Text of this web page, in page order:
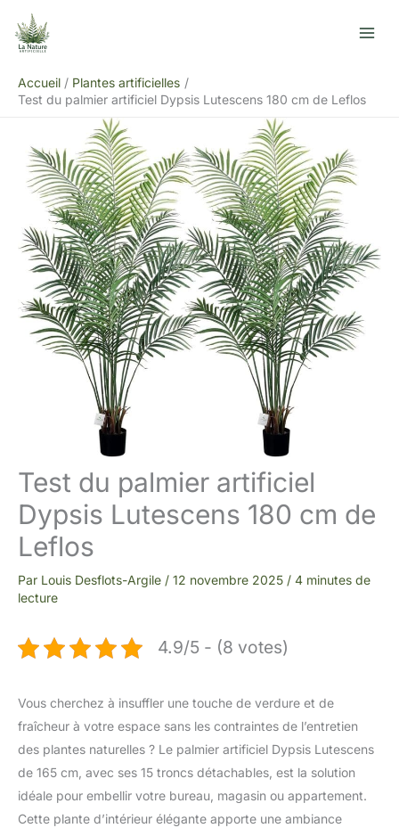
contenu
Accueil
Plantes artificielles
Test du palmier artificiel Dypsis Lutescens 180 cm de Leflos
Test du palmier artificiel
Dypsis Lutescens 180 cm de
Leflos
Par Louis Desflots-Argile / 12 novembre 2025 / 4 minutes de
lecture
4.9/5 - (8 votes)
Vous cherchez à insuffler une touche de verdure et de
fraîcheur à votre espace sans les contraintes de l’entretien
des plantes naturelles ? Le palmier artificiel Dypsis Lutescens
de 165 cm, avec ses 15 troncs détachables, est la solution
idéale pour embellir votre bureau, magasin ou appartement.
Cette plante d’intérieur élégante apporte une ambiance
e
h